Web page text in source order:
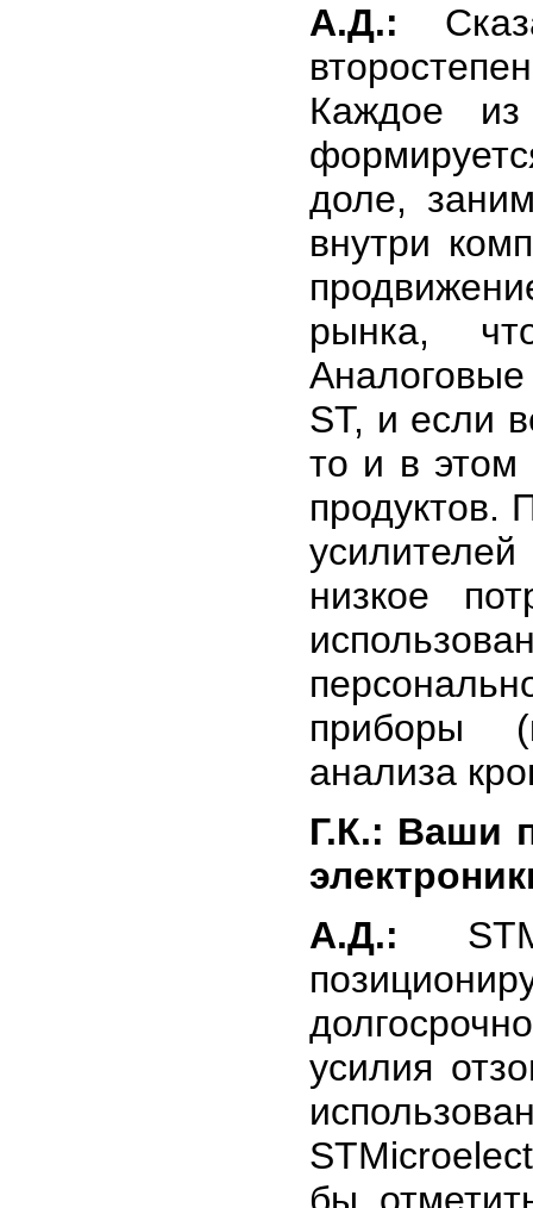
А.Д.:
Каждое
доле,
внутри
рынка,
Аналоговые
ST, и если
то и в этом
продуктов.
низкое
приборы
анализа
Г.К.: Ваши
А.Д.:
усилия